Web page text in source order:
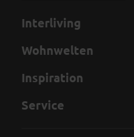
Interliving
Wohnwelten
Inspiration
Service